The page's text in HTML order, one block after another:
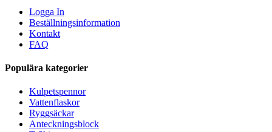
Logga In
Beställningsinformation
Kontakt
FAQ
Populära kategorier
Kulpetspennor
Vattenflaskor
Ryggsäckar
Anteckningsblock